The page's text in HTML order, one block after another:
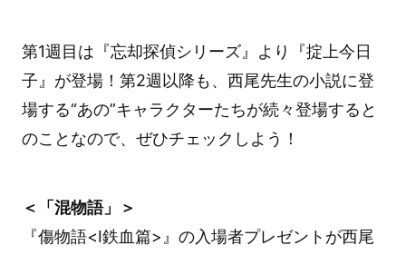
第1週目は『忘却探偵シリーズ』より『掟上今日
子』が登場！第2週以降も、西尾先生の小説に登
場する“あの”キャラクターたちが続々登場すると
のことなので、ぜひチェックしよう！
＜「混物語」＞
『傷物語<Ⅰ鉄血篇>』の入場者プレゼントが西尾